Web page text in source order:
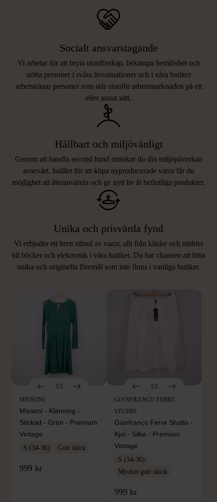
Socialt ansvarstagande
Vi arbetar för att bryta utanförskap, bekämpa hemlöshet och
stötta personer i svåra livssituationer och i våra butiker
arbetstränar personer som står utanför arbetsmarknaden på ett
eller annat sätt.
Hållbart och miljövänligt
Genom att handla second hand minskar du din miljöpåverkan
avsevärt. Istället för att köpa nyproducerade varor får du
möjlighet att återanvända och ge nytt liv åt befintliga produkter.
Unika och prisvärda fynd
Vi erbjuder ett brett utbud av varor, allt från kläder och möbler
till böcker och elektronik i våra butiker. Du har chansen att hitta
unika och originella föremål som inte finns i vanliga butiker.
LIKNANDE PRODUKTER
Hitta produkter som påminner om denna
1/5
MISSONI
Missoni - Klänning -
Stickad - Grön - Premium
Vintage
S (34-36) Gott skick
999 kr
1/5
GIANFRANCO FERRE
STUDIO
Gianfranco Ferre Studio -
Kjol - Silke - Premium
Vintage
S (34-36)
Mycket gott skick
999 kr